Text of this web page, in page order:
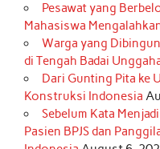
Pesawat yang
Mahasiswa
Warga yang
di Tengah Badai
Dari Gunting Pita ke
Konstruksi Indonesia
Sebelum Kata
Pasien BPJS dan